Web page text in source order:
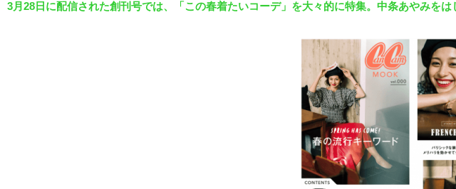
3月28日に配信された創刊号では、「この春着たいコーデ」を大々的に特集。中条あやみを